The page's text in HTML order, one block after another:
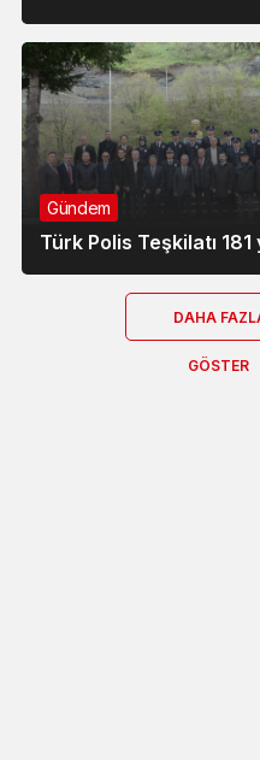
Gündem
Türk Polis Teşkilatı 181
DAHA
GÖSTER